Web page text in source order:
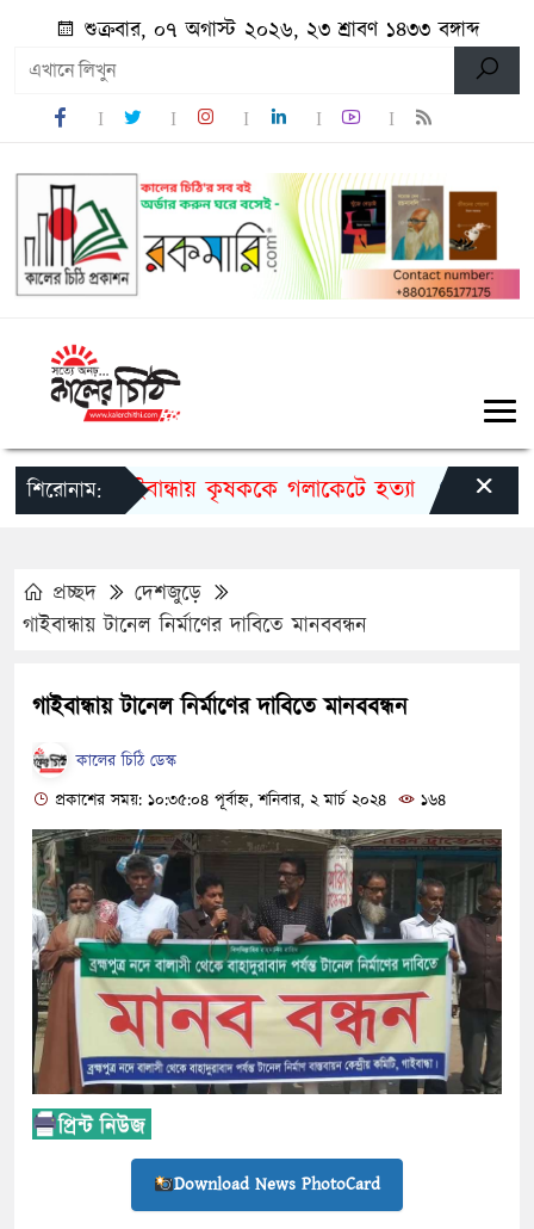
শুক্রবার, ০৭ অগাস্ট ২০২৬, ২৩ শ্রাবণ ১৪৩৩ বঙ্গাব্দ
শিরোনাম:গাইবান্ধায় কৃষককে গলাকেটে হত্যা মুজিববর্ষ
×
প্রচ্ছদ
দেশজুড়ে
গাইবান্ধায় টানেল নির্মাণের দাবিতে মানববন্ধন
গাইবান্ধায় টানেল নির্মাণের দাবিতে মানববন্ধন
কালের চিঠি ডেস্ক
প্রকাশের সময়: ১০:৩৫:০৪ পূর্বাহ্ন, শনিবার, ২ মার্চ ২০২৪
১৬৪
Download News PhotoCard